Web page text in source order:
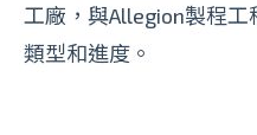
工廠，與Allegion製程
類型和進度。